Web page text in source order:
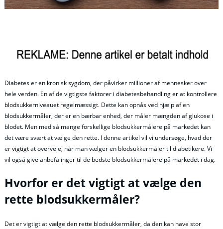
Diabetes er en kronisk sygdom, der påvirker millioner af mennesker over
hele verden. En af de vigtigste faktorer i diabetesbehandling er at kontrollere
blodsukkerniveauet regelmæssigt. Dette kan opnås ved hjælp af en
blodsukkermåler, der er en bærbar enhed, der måler mængden af glukose i
blodet. Men med så mange forskellige blodsukkermålere på markedet kan
det være svært at vælge den rette. I denne artikel vil vi undersøge, hvad der
er vigtigt at overveje, når man vælger en blodsukkermåler til diabetikere. Vi
vil også give anbefalinger til de bedste blodsukkermålere på markedet i dag.
Hvorfor er det vigtigt at vælge den
rette blodsukkermåler?
Det er vigtigt at vælge den rette blodsukkermåler, da den kan have stor